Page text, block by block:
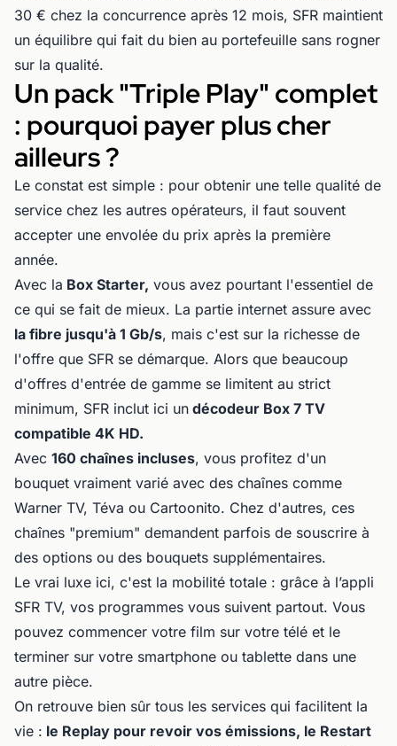
30 € chez la concurrence après 12 mois, SFR maintient
un équilibre qui fait du bien au portefeuille sans rogner
sur la qualité.
Un pack "Triple Play" complet
: pourquoi payer plus cher
ailleurs ?
Le constat est simple : pour obtenir une telle qualité de
service chez les autres opérateurs, il faut souvent
accepter une envolée du prix après la première
année.
Avec la Box Starter, vous avez pourtant l'essentiel de
ce qui se fait de mieux. La partie internet assure avec
la fibre jusqu'à 1 Gb/s, mais c'est sur la richesse de
l'offre que SFR se démarque. Alors que beaucoup
d'offres d'entrée de gamme se limitent au strict
minimum, SFR inclut ici un décodeur Box 7 TV
compatible 4K HD.
Avec 160 chaînes incluses, vous profitez d'un
bouquet vraiment varié avec des chaînes comme
Warner TV, Téva ou Cartoonito. Chez d'autres, ces
chaînes "premium" demandent parfois de souscrire à
des options ou des bouquets supplémentaires.
Le vrai luxe ici, c'est la mobilité totale : grâce à l’appli
SFR TV, vos programmes vous suivent partout. Vous
pouvez commencer votre film sur votre télé et le
terminer sur votre smartphone ou tablette dans une
autre pièce.
On retrouve bien sûr tous les services qui facilitent la
vie : le Replay pour revoir vos émissions, le Restart